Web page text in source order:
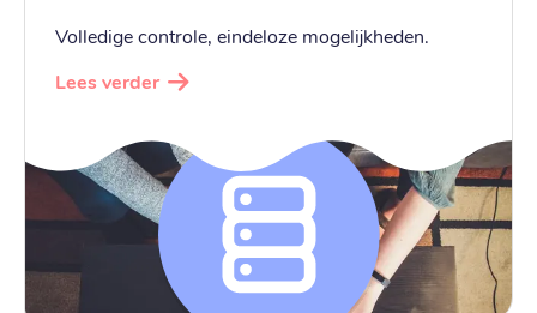
Volledige controle, eindeloze mogelijkheden.
Lees verder